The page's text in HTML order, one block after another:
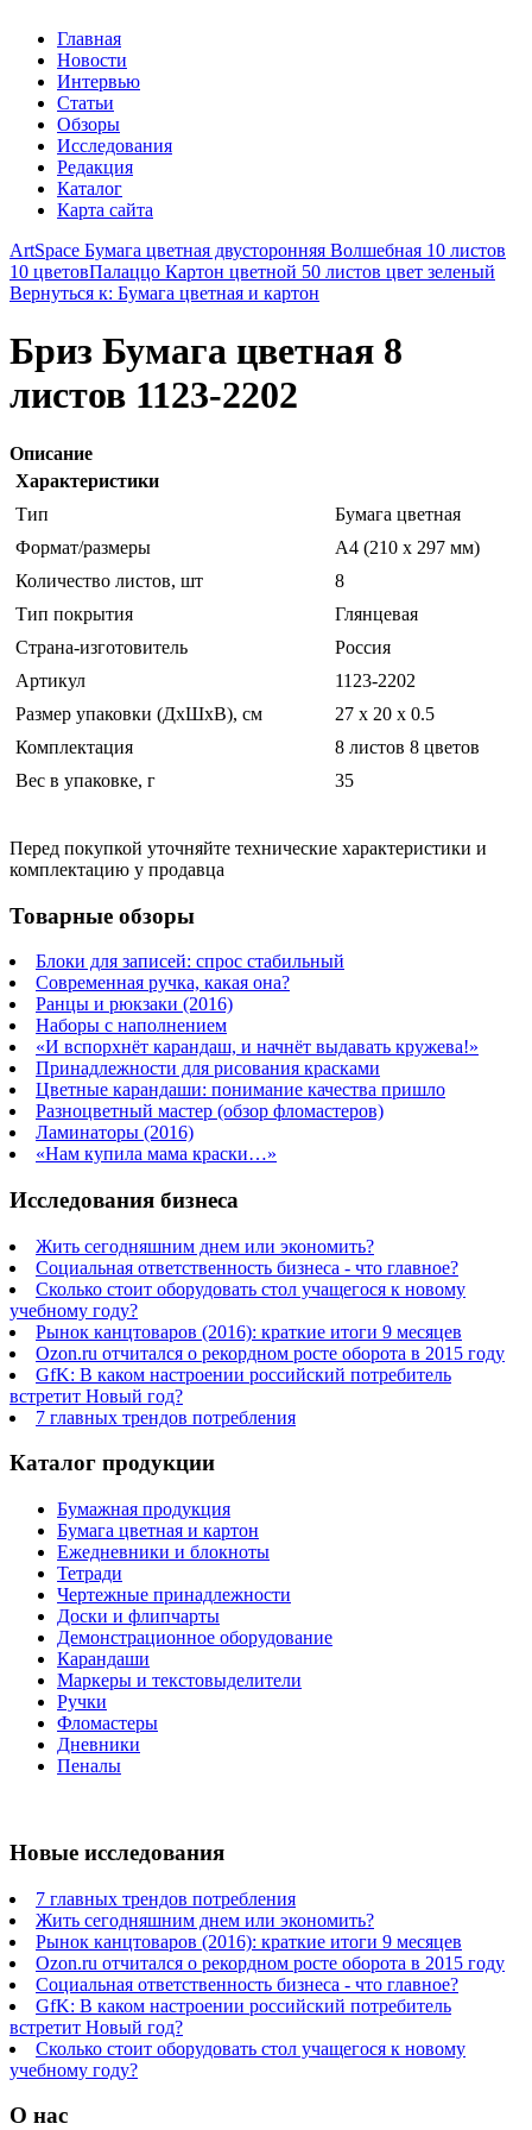
Главная
Новости
Интервью
Статьи
Обзоры
Исследования
Редакция
Каталог
Карта сайта
ArtSpace Бумага цветная двусторонняя Волшебная 10 листов
10 цветовПалаццо Картон цветной 50 листов цвет зеленый
Вернуться к: Бумага цветная и картон
Бриз Бумага цветная 8
листов 1123-2202
Описание
Характеристики
Тип
Бумага цветная
Формат/размеры
A4 (210 x 297 мм)
Количество листов, шт
8
Тип покрытия
Глянцевая
Страна-изготовитель
Россия
Артикул
1123-2202
Размер упаковки (ДхШхВ), см
27 x 20 x 0.5
Комплектация
8 листов 8 цветов
Вес в упаковке, г
35
Перед покупкой уточняйте технические характеристики и
комплектацию у продавца
Товарные обзоры
Блоки для записей: спрос стабильный
Современная ручка, какая она?
Ранцы и рюкзаки (2016)
Наборы с наполнением
«И вспорхнёт карандаш, и начнёт выдавать кружева!»
Принадлежности для рисования красками
Цветные карандаши: понимание качества пришло
Разноцветный мастер (обзор фломастеров)
Ламинаторы (2016)
«Нам купила мама краски…»
Исследования бизнеса
Жить сегодняшним днем или экономить?
Социальная ответственность бизнеса - что главное?
Сколько стоит оборудовать стол учащегося к новому
учебному году?
Рынок канцтоваров (2016): краткие итоги 9 месяцев
Ozon.ru отчитался о рекордном росте оборота в 2015 году
GfK: В каком настроении российский потребитель
встретит Новый год?
7 главных трендов потребления
Каталог продукции
Бумажная продукция
Бумага цветная и картон
Ежедневники и блокноты
Тетради
Чертежные принадлежности
Доски и флипчарты
Демонстрационное оборудование
Карандаши
Маркеры и текстовыделители
Ручки
Фломастеры
Дневники
Пеналы
Новые исследования
7 главных трендов потребления
Жить сегодняшним днем или экономить?
Рынок канцтоваров (2016): краткие итоги 9 месяцев
Ozon.ru отчитался о рекордном росте оборота в 2015 году
Социальная ответственность бизнеса - что главное?
GfK: В каком настроении российский потребитель
встретит Новый год?
Сколько стоит оборудовать стол учащегося к новому
учебному году?
О нас